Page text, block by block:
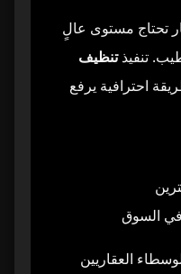
تحتاج مستوى عالٍ
تنفيذتنظيف
احترافية يرفع
في السوق
العقاريين